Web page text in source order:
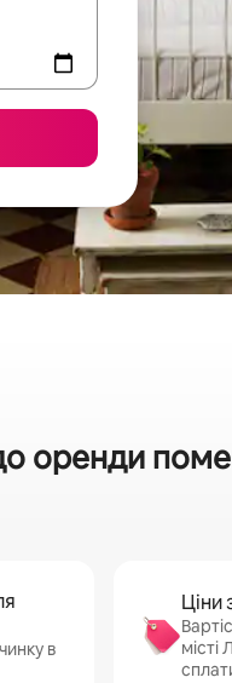
оренди
в
Ціни
місті